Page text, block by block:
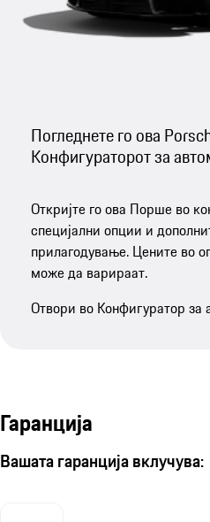
Погледнете го ова
Конфигураторот за
Откријте го ова Порше во
специјални опции и
прилагодување. Цените во
може да варираат.
Отвори во Конфигуратор за
Гаранција
Вашата гаранција вклучува: